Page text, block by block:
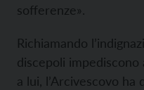
sofferenze».
Richiamando
discepoli impediscono
a lui, l’Arcivescovo ha